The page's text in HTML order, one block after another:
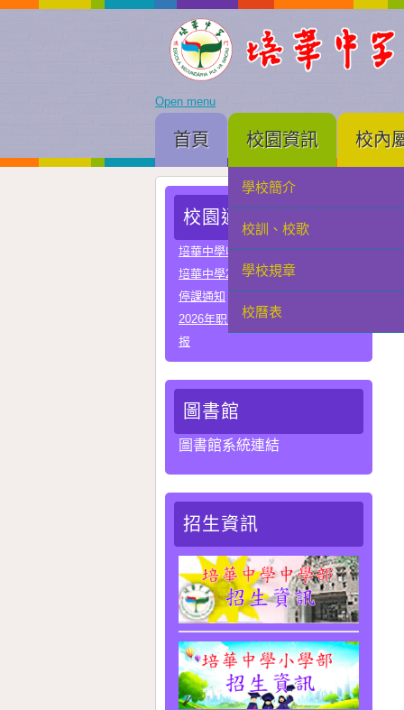
Open menu
首頁 校園資訊
學校簡介
校訓、校歌
學校規章
校曆表
校內
校園通告
培華中學收費項目一覽表
培華中學2024-2025學年報名費
停課通知
2026年职业教育国家教学成果奖申
报
圖書館
圖書館系統連結
招生資訊